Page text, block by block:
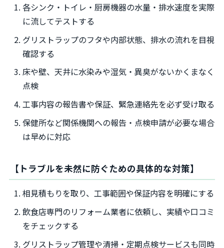
各シンク・トイレ・厨房機器の水量・排水速度を実際
に流してテストする
グリストラップのフタや内部状態、排水の流れを目視
確認する
床や壁、天井に水染みや湿気・異臭がないかくまなく
点検
工事内容の報告書や保証、緊急連絡先を必ず受け取る
保健所など関係機関への報告・点検申請が必要な場合
は早めに対応
【トラブルを未然に防ぐための具体的な対策】
相見積もりを取り、工事範囲や保証内容を明確にする
飲食店専門のリフォーム業者に依頼し、実績や口コミ
をチェックする
グリストラップ管理や清掃・定期点検サービスも同時